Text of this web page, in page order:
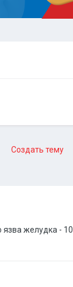
Создать тему
желудка -